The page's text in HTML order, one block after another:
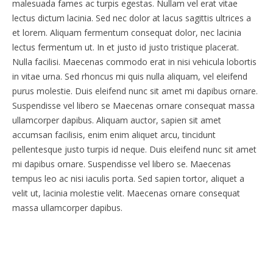
malesuada fames ac turpis egestas. Nullam vel erat vitae
lectus dictum lacinia. Sed nec dolor at lacus sagittis ultrices a
et lorem. Aliquam fermentum consequat dolor, nec lacinia
lectus fermentum ut. In et justo id justo tristique placerat.
Nulla facilisi. Maecenas commodo erat in nisi vehicula lobortis
in vitae urna. Sed rhoncus mi quis nulla aliquam, vel eleifend
purus molestie. Duis eleifend nunc sit amet mi dapibus ornare.
Suspendisse vel libero se Maecenas ornare consequat massa
ullamcorper dapibus. Aliquam auctor, sapien sit amet
accumsan facilisis, enim enim aliquet arcu, tincidunt
pellentesque justo turpis id neque. Duis eleifend nunc sit amet
mi dapibus ornare. Suspendisse vel libero se. Maecenas
tempus leo ac nisi iaculis porta. Sed sapien tortor, aliquet a
velit ut, lacinia molestie velit. Maecenas ornare consequat
massa ullamcorper dapibus.